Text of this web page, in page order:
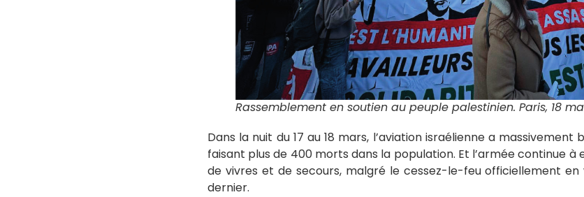
Rassemblement en soutien au peuple palestinien. Paris, 18
Dans la nuit du 17 au 18 mars, l’aviation israélienne a
faisant plus de 400 morts dans la population. Et l’armée continue
de vivres et de secours, malgré le cessez-le-feu officiellement en
dernier.